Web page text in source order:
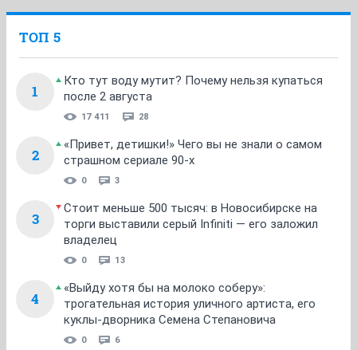
ТОП 5
1
Кто тут воду мутит? Почему нельзя купаться
после 2 августа
17 411 28
2
«Привет, детишки!» Чего вы не знали о самом
страшном сериале 90-х
0 3
3
Стоит меньше 500 тысяч: в Новосибирске на
торги выставили серый Infiniti — его заложил
владелец
0 13
4
«Выйду хотя бы на молоко соберу»:
трогательная история уличного артиста, его
куклы-дворника Семена Степановича
0 6